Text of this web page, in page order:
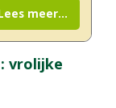
vrolijke
meer...